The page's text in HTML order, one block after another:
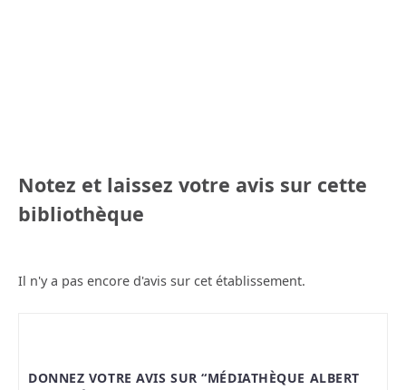
Notez et laissez votre avis sur cette
bibliothèque
Il n'y a pas encore d'avis sur cet établissement.
DONNEZ VOTRE AVIS SUR “MÉDIATHÈQUE ALBERT